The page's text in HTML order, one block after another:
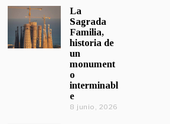
La
Sagrada
Familia,
historia de
un
monument
o
interminabl
e
8 junio, 2026